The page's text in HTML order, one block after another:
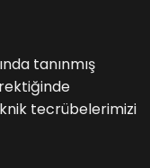
tanınmış
tecrübelerimizi